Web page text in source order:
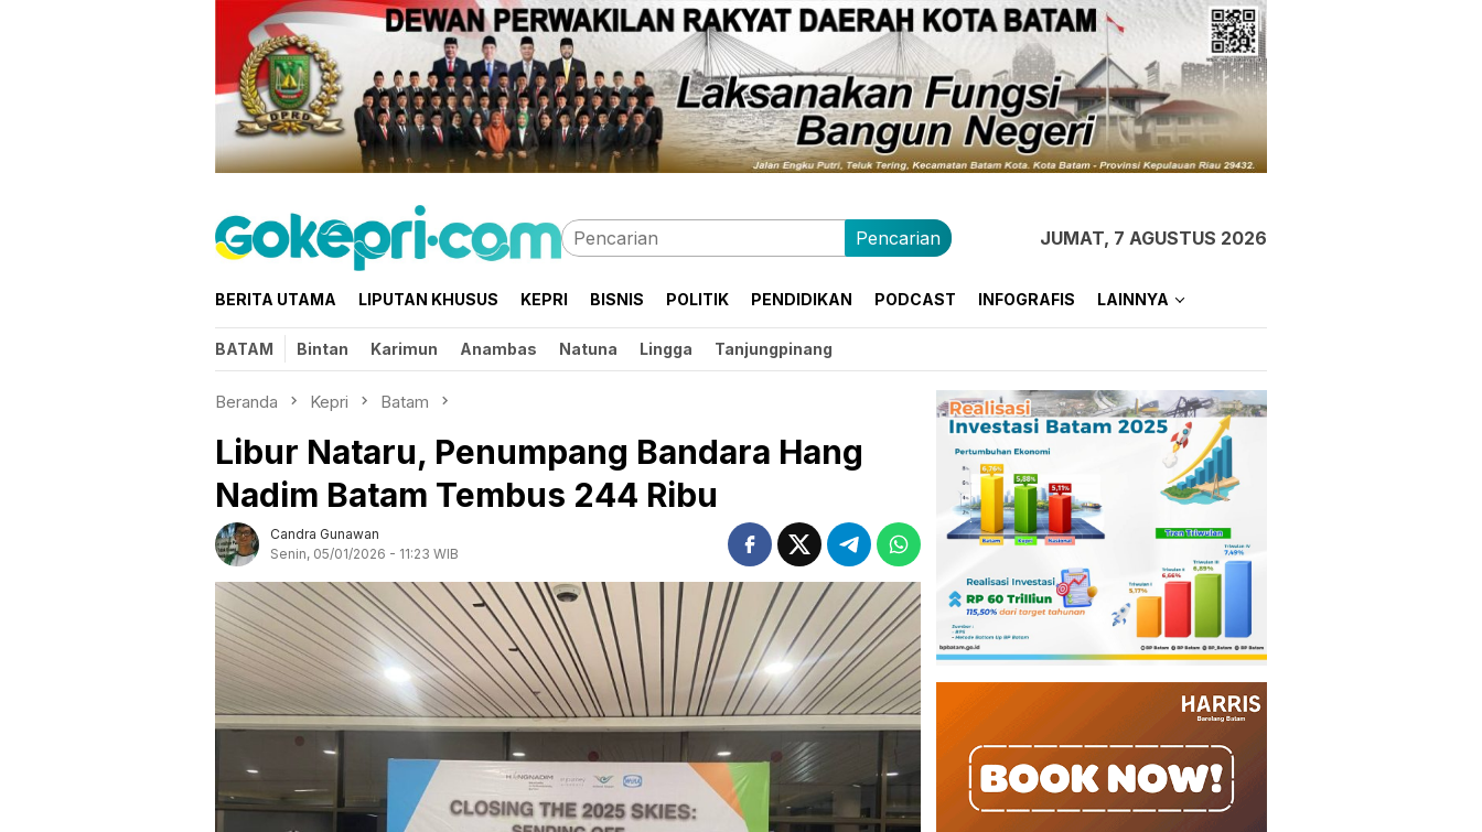
Pencarian JUMAT, 7 AGUSTUS 2026
BERITA UTAMA LIPUTAN KHUSUS KEPRI BISNIS POLITIK PENDIDIKAN PODCAST INFOGRAFIS LAINNYA
BATAM Bintan Karimun Anambas Natuna Lingga Tanjungpinang
Beranda Kepri Batam
Libur Nataru, Penumpang Bandara Hang
Nadim Batam Tembus 244 Ribu
Candra Gunawan
Senin, 05/01/2026 - 11:23 WIB